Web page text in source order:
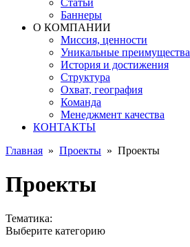
Статьи
Баннеры
О КОМПАНИИ
Миссия, ценности
Уникальные преимущества
История и достижения
Структура
Охват, география
Команда
Менеджмент качества
КОНТАКТЫ
Главная » Проекты » Проекты
Проекты
Тематика:
Выберите категорию